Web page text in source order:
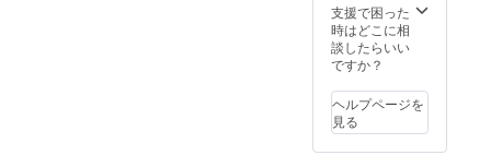
支援で困った
時はどこに相
談したらいい
ですか？
ヘルプページを
見る